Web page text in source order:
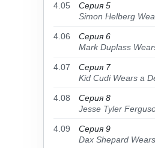
4.05
Серия 5
Simon Helberg
4.06
Серия 6
Mark Duplass
4.07
Серия 7
Kid Cudi Wears a
4.08
Серия 8
Jesse Tyler
4.09
Серия 9
Dax Shepard